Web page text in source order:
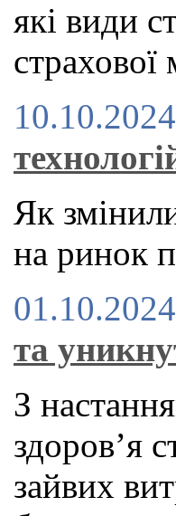
які види
10.10.2024
Як
на ринок
01.10.2024
та
З
здоров’я
зайвих